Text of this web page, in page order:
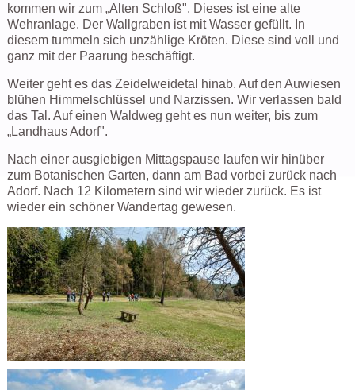
kommen wir zum „Alten Schloß". Dieses ist eine alte
Wehranlage. Der Wallgraben ist mit Wasser gefüllt. In
diesem tummeln sich unzählige Kröten. Diese sind voll und
ganz mit der Paarung beschäftigt.
Weiter geht es das Zeidelweidetal hinab. Auf den Auwiesen
blühen Himmelschlüssel und Narzissen. Wir verlassen bald
das Tal. Auf einen Waldweg geht es nun weiter, bis zum
„Landhaus Adorf".
Nach einer ausgiebigen Mittagspause laufen wir hinüber
zum Botanischen Garten, dann am Bad vorbei zurück nach
Adorf. Nach 12 Kilometern sind wir wieder zurück. Es ist
wieder ein schöner Wandertag gewesen.